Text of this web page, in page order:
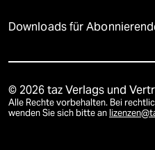
Downloads für
© 2026 taz Verlags und
Alle Rechte vorbehalten. Bei
wenden Sie sich bitte an